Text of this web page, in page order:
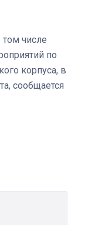
числе
по
корпуса, в
сообщается
огня. Казак Алексей
возвращения со
сделал
свою детскую